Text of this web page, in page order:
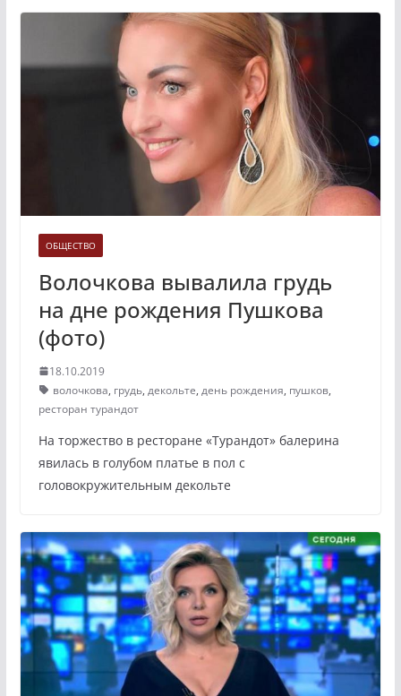
ОБЩЕСТВО
Волочкова вывалила грудь
на дне рождения Пушкова
(фото)
18.10.2019
волочкова, грудь, декольте, день рождения, пушков,
ресторан турандот
На торжество в ресторане «Турандот» балерина
явилась в голубом платье в пол с
головокружительным декольте